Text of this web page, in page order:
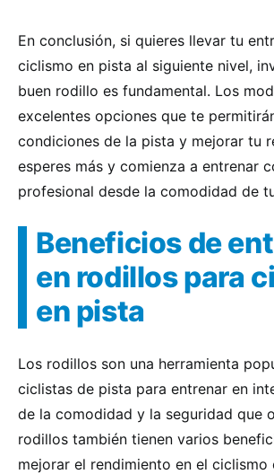
En conclusión, si quieres llevar tu
ciclismo en pista al siguiente nivel,
buen rodillo es fundamental. Los
excelentes opciones que te
condiciones de la pista y mejorar tu
esperes más y comienza a entrenar
profesional desde la comodidad de
Beneficios de
en rodillos para
en pista
Los rodillos son una herramienta
ciclistas de pista para entrenar en
de la comodidad y la seguridad que
rodillos también tienen varios
mejorar el rendimiento en el ciclismo